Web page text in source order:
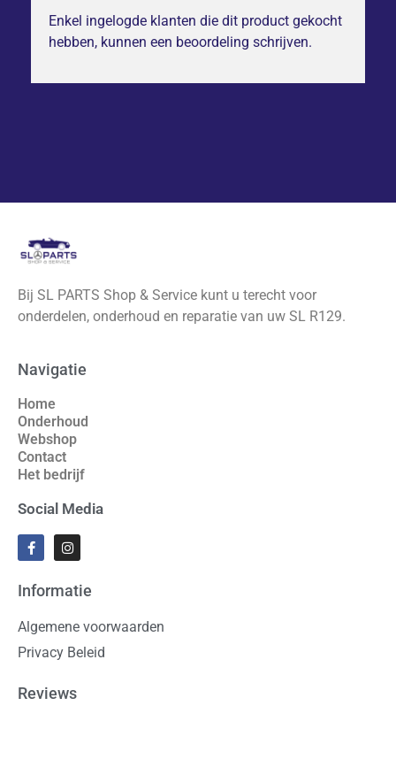
Enkel ingelogde klanten die dit product gekocht
hebben, kunnen een beoordeling schrijven.
Bij SL PARTS Shop & Service kunt u terecht voor
onderdelen, onderhoud en reparatie van uw SL R129.
Navigatie
Home
Onderhoud
Webshop
Contact
Het bedrijf
Social Media
Informatie
Algemene voorwaarden
Privacy Beleid
Reviews